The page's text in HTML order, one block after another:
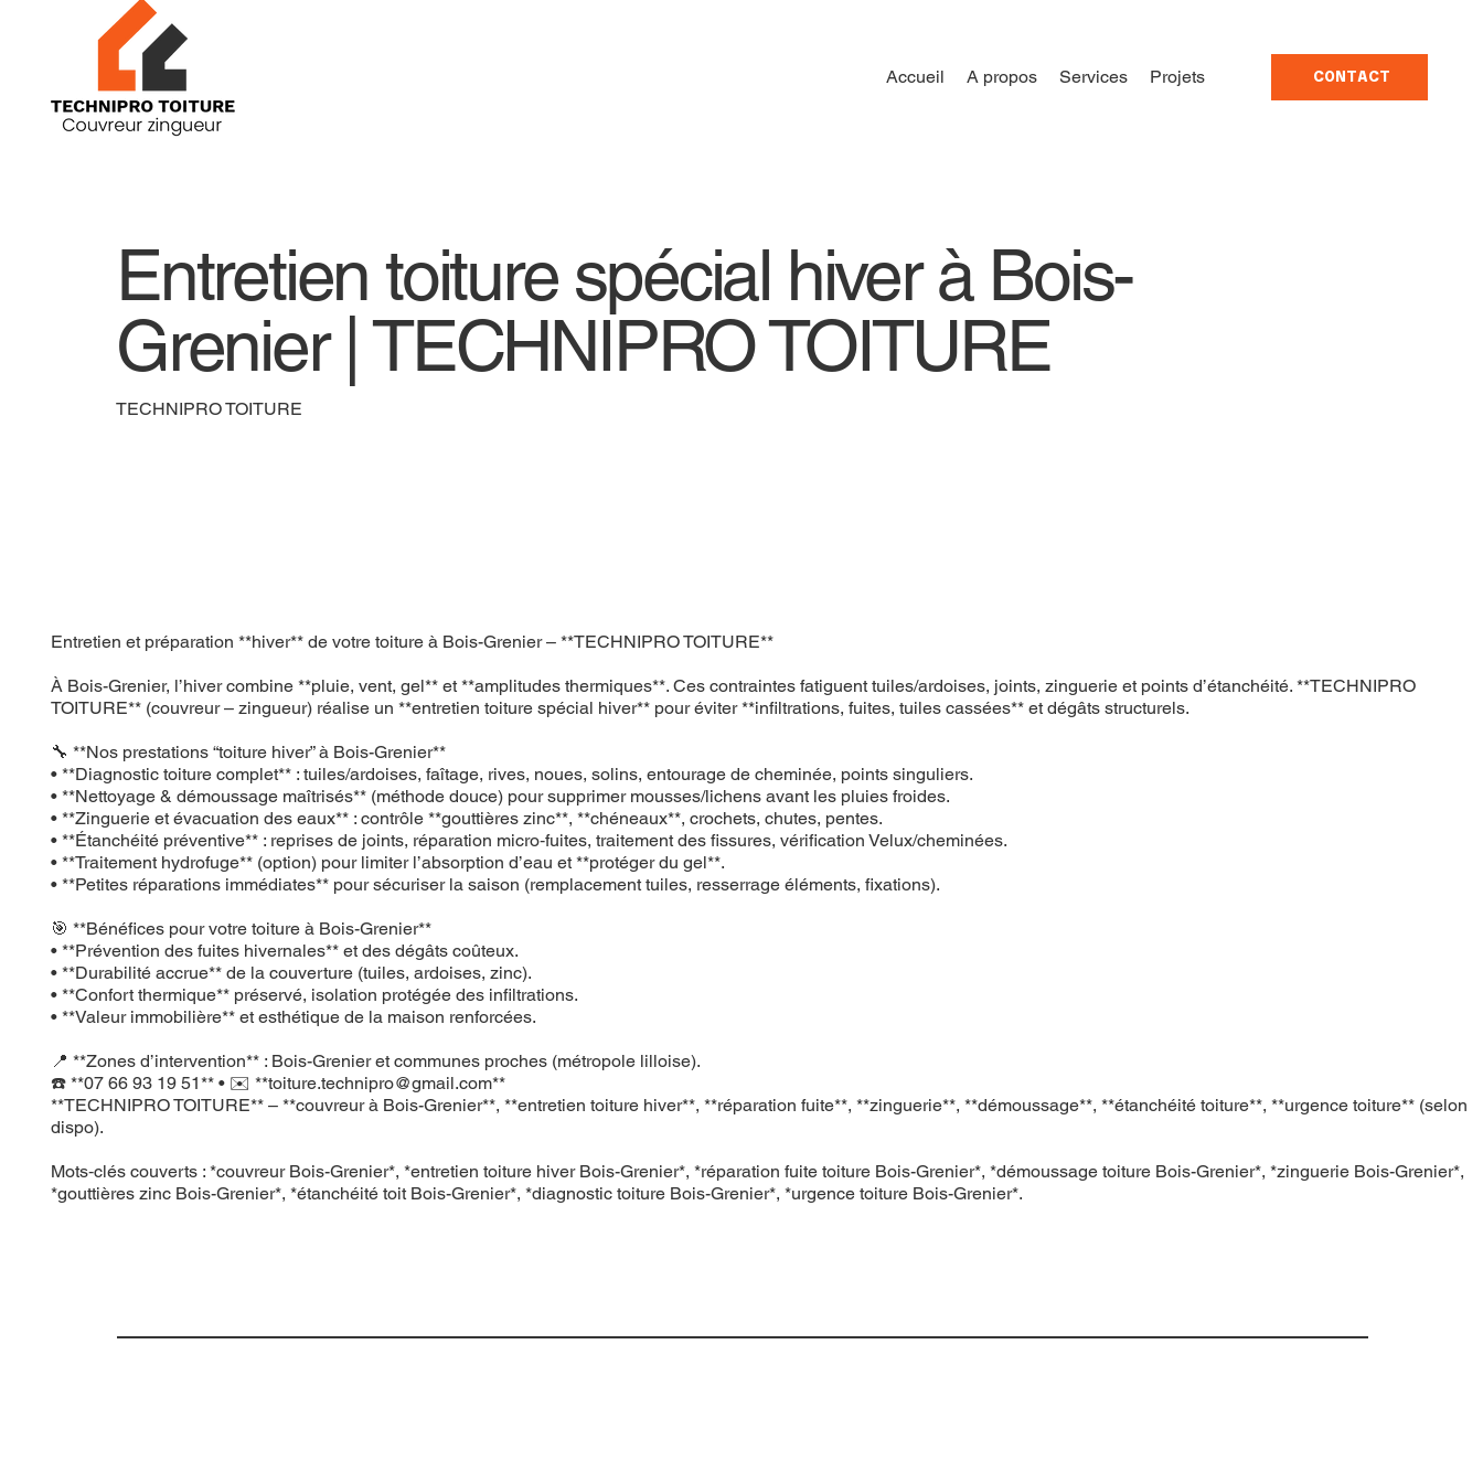
Accueil A propos Services Projets CONTACT
Entretien toiture spécial hiver à Bois-
Grenier | TECHNIPRO TOITURE
TECHNIPRO TOITURE
Entretien et préparation **hiver** de votre toiture à Bois-Grenier – **TECHNIPRO TOITURE**
À Bois-Grenier, l’hiver combine **pluie, vent, gel** et **amplitudes thermiques**. Ces contraintes fatiguent tuiles/ardoises, joints, zinguerie et points d’étanchéité. **TECHNIPRO
TOITURE** (couvreur – zingueur) réalise un **entretien toiture spécial hiver** pour éviter **infiltrations, fuites, tuiles cassées** et dégâts structurels.
🔧 **Nos prestations “toiture hiver” à Bois-Grenier**
• **Diagnostic toiture complet** : tuiles/ardoises, faîtage, rives, noues, solins, entourage de cheminée, points singuliers.
• **Nettoyage & démoussage maîtrisés** (méthode douce) pour supprimer mousses/lichens avant les pluies froides.
• **Zinguerie et évacuation des eaux** : contrôle **gouttières zinc**, **chéneaux**, crochets, chutes, pentes.
• **Étanchéité préventive** : reprises de joints, réparation micro‑fuites, traitement des fissures, vérification Velux/cheminées.
• **Traitement hydrofuge** (option) pour limiter l’absorption d’eau et **protéger du gel**.
• **Petites réparations immédiates** pour sécuriser la saison (remplacement tuiles, resserrage éléments, fixations).
🎯 **Bénéfices pour votre toiture à Bois-Grenier**
• **Prévention des fuites hivernales** et des dégâts coûteux.
• **Durabilité accrue** de la couverture (tuiles, ardoises, zinc).
• **Confort thermique** préservé, isolation protégée des infiltrations.
• **Valeur immobilière** et esthétique de la maison renforcées.
📍 **Zones d’intervention** : Bois-Grenier et communes proches (métropole lilloise).
☎️ **07 66 93 19 51** • ✉️ **toiture.technipro@gmail.com**
**TECHNIPRO TOITURE** – **couvreur à Bois-Grenier**, **entretien toiture hiver**, **réparation fuite**, **zinguerie**, **démoussage**, **étanchéité toiture**, **urgence toiture** (selon
dispo).
Mots‑clés couverts : *couvreur Bois-Grenier*, *entretien toiture hiver Bois-Grenier*, *réparation fuite toiture Bois-Grenier*, *démoussage toiture Bois-Grenier*, *zinguerie Bois-Grenier*,
*gouttières zinc Bois-Grenier*, *étanchéité toit Bois-Grenier*, *diagnostic toiture Bois-Grenier*, *urgence toiture Bois-Grenier*.